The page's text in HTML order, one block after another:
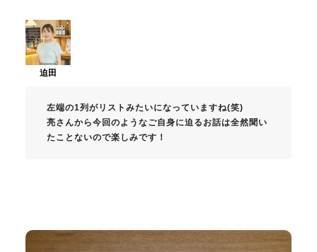
左端の1列がリストみたいになっていますね(笑)
亮さんから今回のようなご自身に迫るお話は全然聞い
たことないので楽しみです！